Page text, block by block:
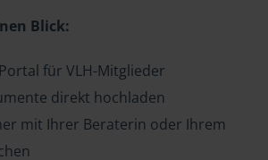
Blick:
für VLH-Mitglieder
direkt hochladen
mit Ihrer Beraterin oder Ihrem